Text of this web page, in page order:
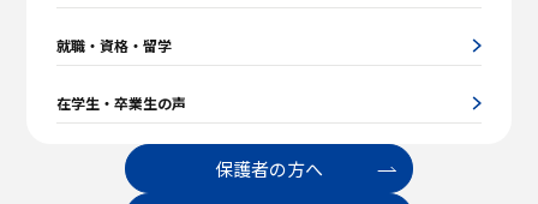
就職・資格・留学
在学生・卒業生の声
保護者の方へ